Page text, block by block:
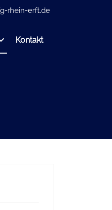
rhein-erft.de
Kontakt